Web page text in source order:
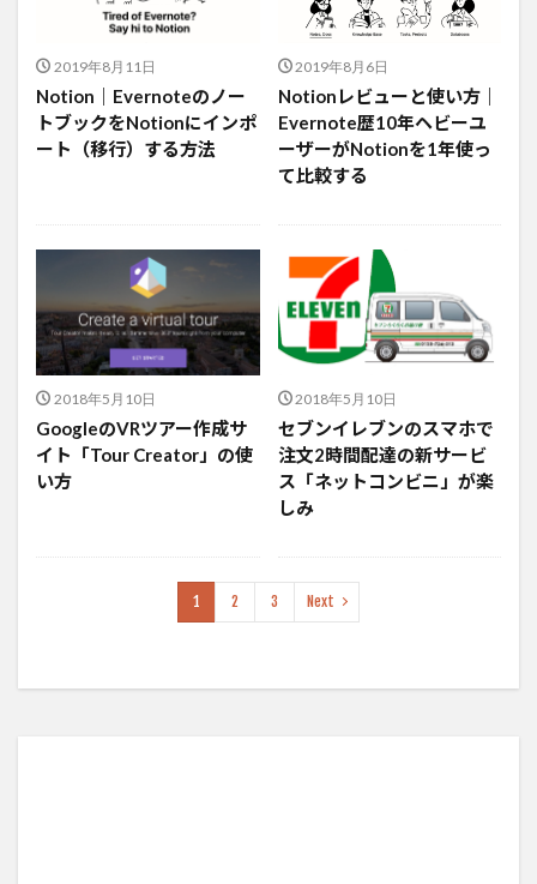
2019年8月11日
Notion｜Evernoteのノー
トブックをNotionにインポ
ート（移行）する方法
2019年8月6日
Notionレビューと使い方｜
Evernote歴10年ヘビーユ
ーザーがNotionを1年使っ
て比較する
2018年5月10日
GoogleのVRツアー作成サ
イト「Tour Creator」の使
い方
2018年5月10日
セブンイレブンのスマホで
注文2時間配達の新サービ
ス「ネットコンビニ」が楽
しみ
1 2 3 Next